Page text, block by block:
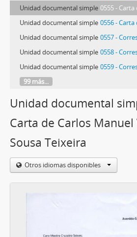
Unidad documental simple 0555 - Carta de
Unidad documental simple 0556 - Carta de
Unidad documental simple 0557 -
Unidad documental simple 0558 -
Unidad documental simple 0559 -
99 más...
Unidad documental
Carta de Carlos Manuel
Sousa Teixeira
Otros idiomas disponibles